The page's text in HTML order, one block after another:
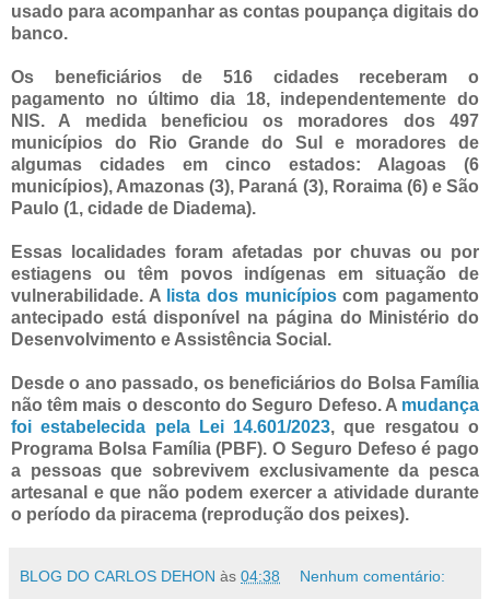
usado para acompanhar as contas poupança digitais do
banco.
Os beneficiários de 516 cidades receberam o
pagamento no último dia 18, independentemente do
NIS. A medida beneficiou os moradores dos 497
municípios do Rio Grande do Sul e moradores de
algumas cidades em cinco estados: Alagoas (6
municípios), Amazonas (3), Paraná (3), Roraima (6) e São
Paulo (1, cidade de Diadema).
Essas localidades foram afetadas por chuvas ou por
estiagens ou têm povos indígenas em situação de
vulnerabilidade. A lista dos municípioscom pagamento
antecipado está disponível na página do Ministério do
Desenvolvimento e Assistência Social.
Desde o ano passado, os beneficiários do Bolsa Família
não têm mais o desconto do Seguro Defeso. A mudança
foi estabelecida pela Lei 14.601/2023, que resgatou o
Programa Bolsa Família (PBF). O Seguro Defeso é pago
a pessoas que sobrevivem exclusivamente da pesca
artesanal e que não podem exercer a atividade durante
o período da piracema (reprodução dos peixes).
BLOG DO CARLOS DEHON às 04:38 Nenhum comentário: